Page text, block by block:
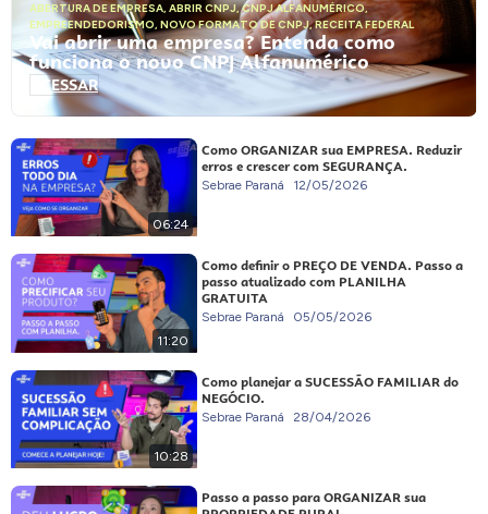
ABERTURA DE EMPRESA, ABRIR CNPJ,CNPJ ALFANUMÉRICO,
EMPREENDEDORISMO, NOVO FORMATO DE CNPJ,RECEITA FEDERAL
Vai abrir uma empresa? Entenda como
funciona o novo CNPJ Alfanumérico
ACESSAR
06:24
Como ORGANIZAR sua EMPRESA. Reduzir
erros e crescer com SEGURANÇA.
Sebrae Paraná 12/05/2026
11:20
Como definir o PREÇO DE VENDA. Passo a
passo atualizado com PLANILHA
GRATUITA
Sebrae Paraná 05/05/2026
10:28
Como planejar a SUCESSÃO FAMILIAR do
NEGÓCIO.
Sebrae Paraná 28/04/2026
Passo a passo para ORGANIZAR sua